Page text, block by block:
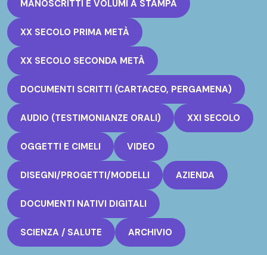
MANOSCRITTI E VOLUMI A STAMPA
XX SECOLO PRIMA METÀ
XX SECOLO SECONDA METÀ
DOCUMENTI SCRITTI (CARTACEO, PERGAMENA)
AUDIO (TESTIMONIANZE ORALI) XXI SECOLO
OGGETTI E CIMELI VIDEO
DISEGNI/PROGETTI/MODELLI AZIENDA
DOCUMENTI NATIVI DIGITALI
SCIENZA / SALUTE ARCHIVIO